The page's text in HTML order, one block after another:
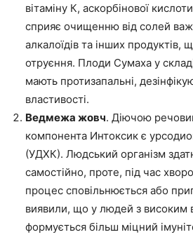
вітаміну К, аскорбінової
сприяє очищенню від солей
алкалоїдів та інших продуктів,
отруєння. Плоди Сумаха у
мають протизапальні,
властивості.
Ведмежа жовч. Діючою
компонента Интоксик є
(УДХК). Людський організм
самостійно, проте, під час
процес сповільнюється або
виявили, що у людей з високим
формується більш міцний